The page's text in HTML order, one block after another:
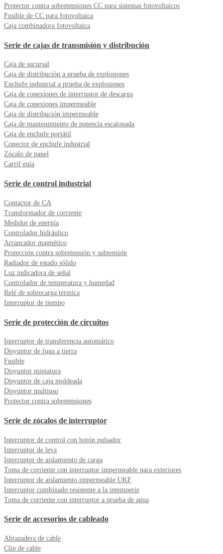
Protector contra sobretensiones CC para sistemas fotovoltaicos
Fusible de CC para fotovoltaica
Caja combinadora fotovoltaica
Serie de cajas de transmisión y distribución
Caja de sucursal
Caja de distribución a prueba de explosiones
Enchufe industrial a prueba de explosiones
Caja de conexiones de interruptor de descarga
Caja de conexiones impermeable
Caja de distribución impermeable
Caja de mantenimiento de potencia escalonada
Caja de enchufe portátil
Conector de enchufe industrial
Zócalo de panel
Carril guía
Serie de control industrial
Contactor de CA
Transformador de corriente
Medidor de energía
Controlador hidráulico
Arrancador magnético
Protección contra sobretensión y subtensión
Radiador de estado sólido
Luz indicadora de señal
Controlador de temperatura y humedad
Relé de sobrecarga térmica
Interruptor de tiempo
Serie de protección de circuitos
Interruptor de transferencia automático
Disyuntor de fuga a tierra
Fusible
Disyuntor miniatura
Disyuntor de caja moldeada
Disyuntor multiuso
Protector contra sobretensiones
Serie de zócalos de interruptor
Interruptor de control con botón pulsador
Interruptor de leva
Interruptor de aislamiento de carga
Toma de corriente con interruptor impermeable para exteriores
Interruptor de aislamiento impermeable UKF
Interruptor combinado resistente a la intemperie
Toma de corriente con interruptor a prueba de agua
Serie de accesorios de cableado
Abrazadera de cable
Clip de cable